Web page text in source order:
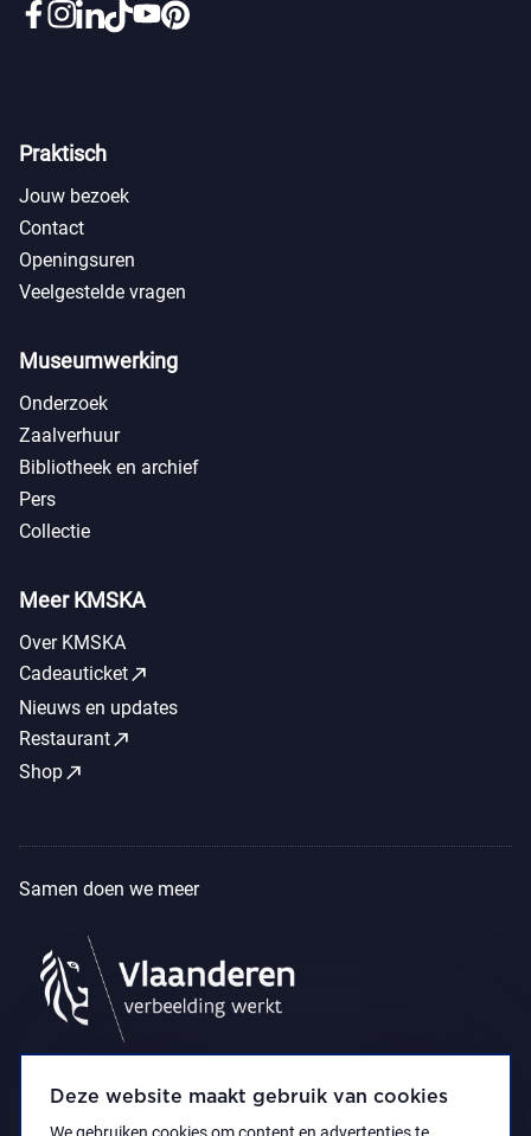
Deze website maakt gebruik van cookies
Praktisch
Jouw bezoek
Contact
Openingsuren
Veelgestelde vragen
Museumwerking
Onderzoek
Zaalverhuur
Bibliotheek en archief
Pers
Collectie
Meer KMSKA
Over KMSKA
Cadeauticketcall_made
Nieuws en updates
Restaurantcall_made
Shopcall_made
Samen doen we meer